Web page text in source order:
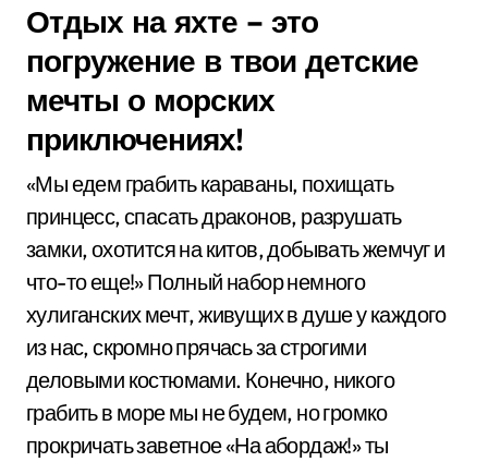
Отдых на яхте – это
погружение в твои детские
мечты о морских
приключениях!
«Мы едем грабить караваны, похищать
принцесс, спасать драконов, разрушать
замки, охотится на китов, добывать жемчуг и
что-то еще!» Полный набор немного
хулиганских мечт, живущих в душе у каждого
из нас, скромно прячась за строгими
деловыми костюмами. Конечно, никого
грабить в море мы не будем, но громко
прокричать заветное «На абордаж!» ты